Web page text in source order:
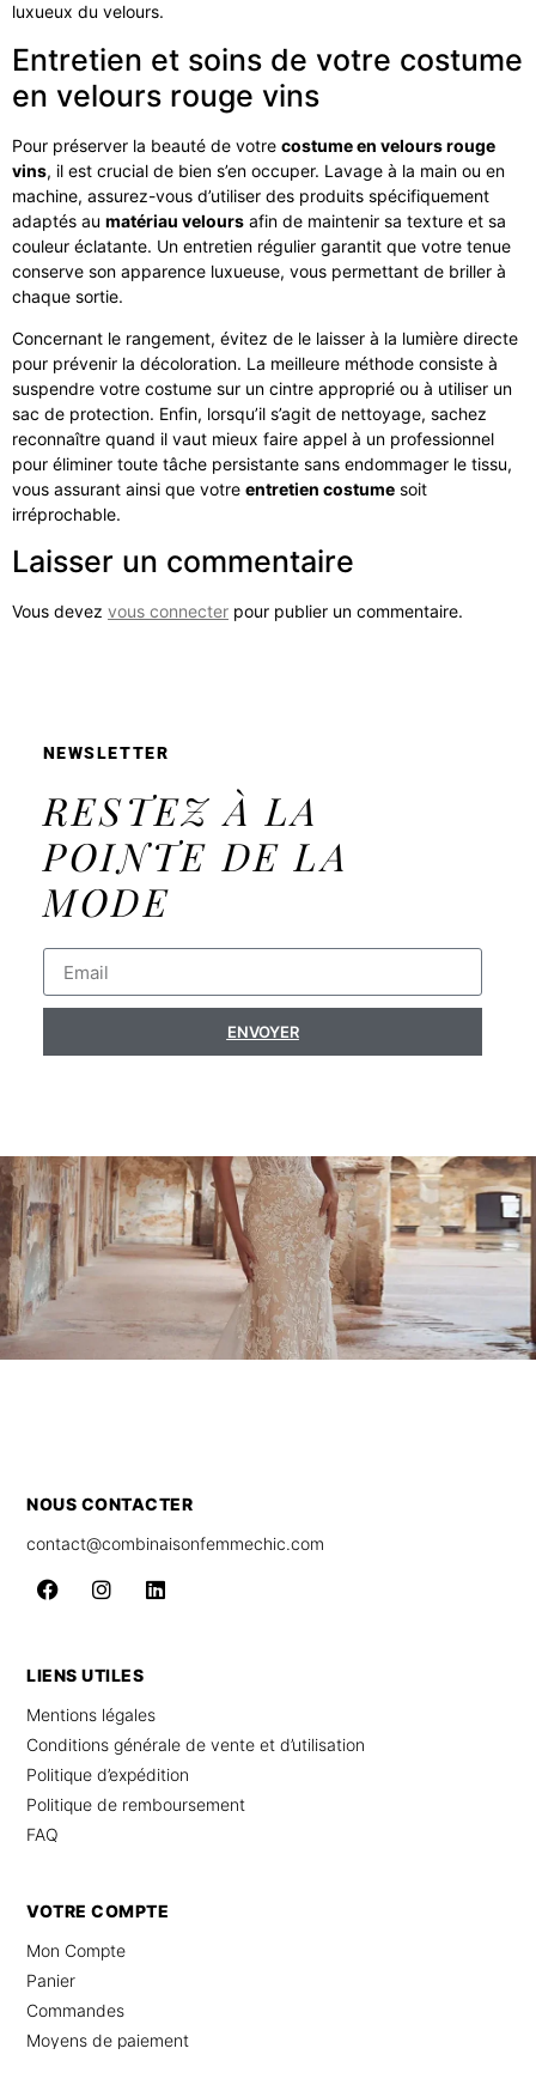
luxueux du velours.
Entretien et soins de votre costume
en velours rouge vins
Pour préserver la beauté de votre costume en velours rouge
vins, il est crucial de bien s’en occuper. Lavage à la main ou en
machine, assurez-vous d’utiliser des produits spécifiquement
adaptés au matériau velours afin de maintenir sa texture et sa
couleur éclatante. Un entretien régulier garantit que votre tenue
conserve son apparence luxueuse, vous permettant de briller à
chaque sortie.
Concernant le rangement, évitez de le laisser à la lumière directe
pour prévenir la décoloration. La meilleure méthode consiste à
suspendre votre costume sur un cintre approprié ou à utiliser un
sac de protection. Enfin, lorsqu’il s’agit de nettoyage, sachez
reconnaître quand il vaut mieux faire appel à un professionnel
pour éliminer toute tâche persistante sans endommager le tissu,
vous assurant ainsi que votre entretien costume soit
irréprochable.
Laisser un commentaire
Vous devez vous connecter pour publier un commentaire.
NEWSLETTER
RESTEZ À LA
POINTE DE LA
MODE
ENVOYER
NOUS CONTACTER
contact@combinaisonfemmechic.com
LIENS UTILES
Mentions légales
Conditions générale de vente et d’utilisation
Politique d’expédition
Politique de remboursement
FAQ
VOTRE COMPTE
Mon Compte
Panier
Commandes
Moyens de paiement